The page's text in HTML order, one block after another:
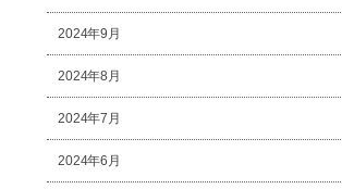
2024年9月
2024年8月
2024年7月
2024年6月